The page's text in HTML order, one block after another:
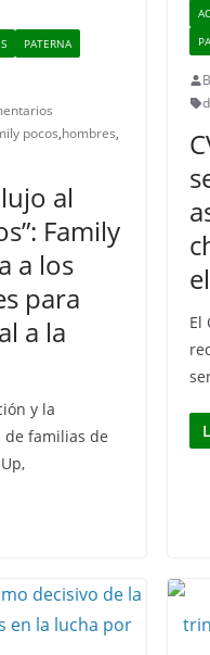
PATERNA
pocos,hombres,
al
Family
a los
para
a la
y la
de familias de
El